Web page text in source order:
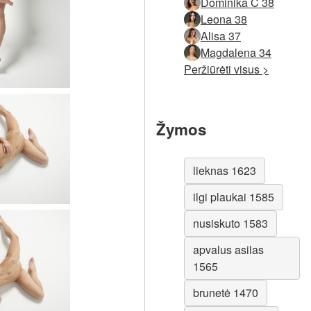
Leona 38
Alisa 37
Magdalena 34
Peržiūrėti visus >
Žymos
lieknas 1623
ilgi plaukai 1585
nusiskuto 1583
apvalus asilas
1565
brunetė 1470